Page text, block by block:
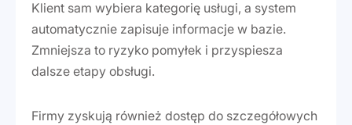
Klient sam wybiera kategorię usługi, a system
automatycznie zapisuje informacje w bazie.
Zmniejsza to ryzyko pomyłek i przyspiesza
dalsze etapy obsługi.
Firmy zyskują również dostęp do szczegółowych